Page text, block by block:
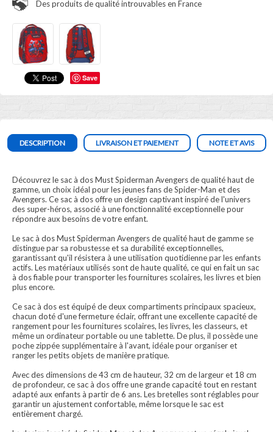
Save
Des produits de qualité introuvables en France
DESCRIPTION LIVRAISON ET PAIEMENT NOTE ET AVIS
Découvrez le sac à dos Must Spiderman Avengers de qualité haut de
gamme, un choix idéal pour les jeunes fans de Spider-Man et des
Avengers. Ce sac à dos offre un design captivant inspiré de l'univers
des super-héros, associé à une fonctionnalité exceptionnelle pour
répondre aux besoins de votre enfant.
Le sac à dos Must Spiderman Avengers de qualité haut de gamme se
distingue par sa robustesse et sa durabilité exceptionnelles,
garantissant qu'il résistera à une utilisation quotidienne par les enfants
actifs. Les matériaux utilisés sont de haute qualité, ce qui en fait un sac
à dos fiable pour transporter les fournitures scolaires, les livres et bien
plus encore.
Ce sac à dos est équipé de deux compartiments principaux spacieux,
chacun doté d'une fermeture éclair, offrant une excellente capacité de
rangement pour les fournitures scolaires, les livres, les classeurs, et
même un ordinateur portable ou une tablette. De plus, il possède une
poche zippée supplémentaire à l'avant, idéale pour organiser et
ranger les petits objets de manière pratique.
Avec des dimensions de 43 cm de hauteur, 32 cm de largeur et 18 cm
de profondeur, ce sac à dos offre une grande capacité tout en restant
adapté aux enfants à partir de 6 ans. Les bretelles sont réglables pour
garantir un ajustement confortable, même lorsque le sac est
entièrement chargé.